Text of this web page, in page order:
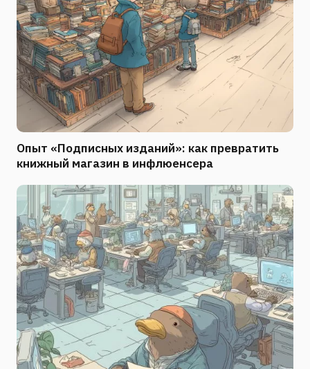
Опыт «Подписных изданий»: как превратить
книжный магазин в инфлюенсера